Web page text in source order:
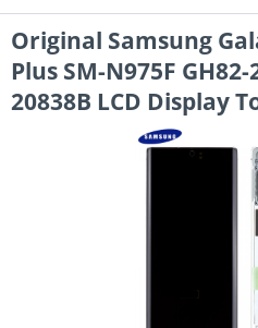
Original Samsung
Plus SM-N975F
20838B LCD Display